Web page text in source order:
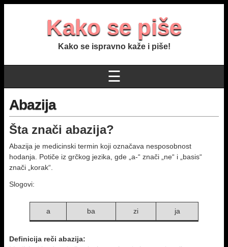
Kako se piše
Kako se ispravno kaže i piše!
☰
Abazija
Šta znači abazija?
Abazija je medicinski termin koji označava nesposobnost
hodanja. Potiče iz grčkog jezika, gde „a-“ znači „ne“ i „basis“
znači „korak“.
Slogovi:
a ba zi ja
Definicija reči abazija: